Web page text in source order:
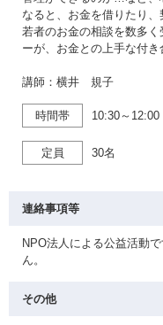
なると、お金を借りたり、
若者のお金の相談を数多
ーが、お金との上手な付き
講師：横井 規子
時間帯 10:30～12:00
定員 30名
連絡事項等
NPO法人による公益活動
ん。
その他